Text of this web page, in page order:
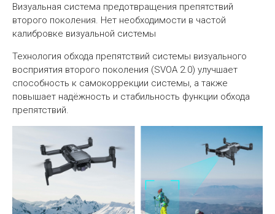
Визуальная система предотвращения препятствий
второго поколения. Нет необходимости в частой
калибровке визуальной системы
Технология обхода препятствий системы визуального
восприятия второго поколения (SVOA 2.0) улучшает
способность к самокоррекции системы, а также
повышает надёжность и стабильность функции обхода
препятствий.